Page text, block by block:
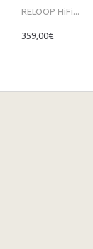
RELOOP HiFi...
359,00€